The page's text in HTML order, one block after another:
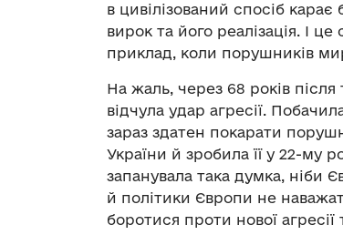
в цивілізований спосіб
вирок та його реалізація. І
приклад, коли порушників
На жаль, через 68 років
відчула удар агресії.
зараз здатен покарати
України й зробила її у 22-му
запанувала така думка, ніби
й політики Європи не
боротися проти нової